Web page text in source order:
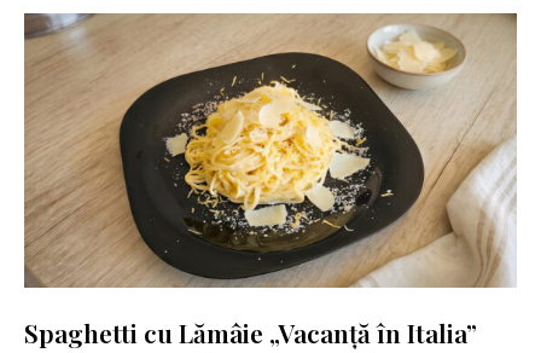
Spaghetti cu Lămâie „Vacanță în Italia”